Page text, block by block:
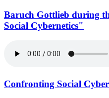
Baruch Gottlieb during
Social Cybernetics"
Confronting Social